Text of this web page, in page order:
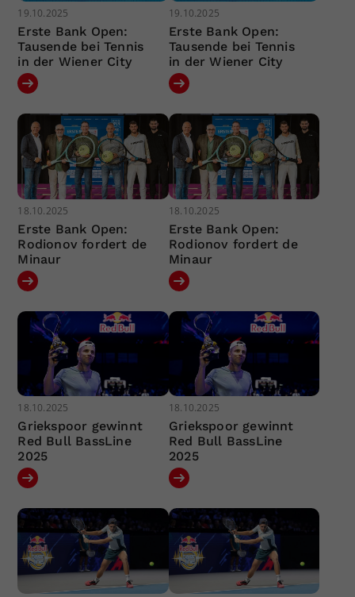
19.10.2025
Erste Bank Open:
Tausende bei Tennis
in der Wiener City
19.10.2025
Erste Bank Open:
Tausende bei Tennis
in der Wiener City
18.10.2025
Erste Bank Open:
Rodionov fordert de
Minaur
18.10.2025
Erste Bank Open:
Rodionov fordert de
Minaur
18.10.2025
Griekspoor gewinnt
Red Bull BassLine
2025
18.10.2025
Griekspoor gewinnt
Red Bull BassLine
2025